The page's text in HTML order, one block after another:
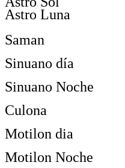
Astro Luna
Saman
Sinuano día
Sinuano Noche
Culona
Motilon dia
Motilon Noche